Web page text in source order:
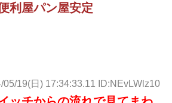
利屋パン屋安定
05/19(日) 17:34:33.11 ID:NEvLWlz10